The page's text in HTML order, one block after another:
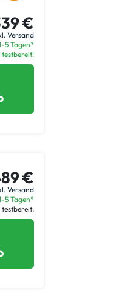
€
Versand
5 Tagen*
€
Versand
5 Tagen*